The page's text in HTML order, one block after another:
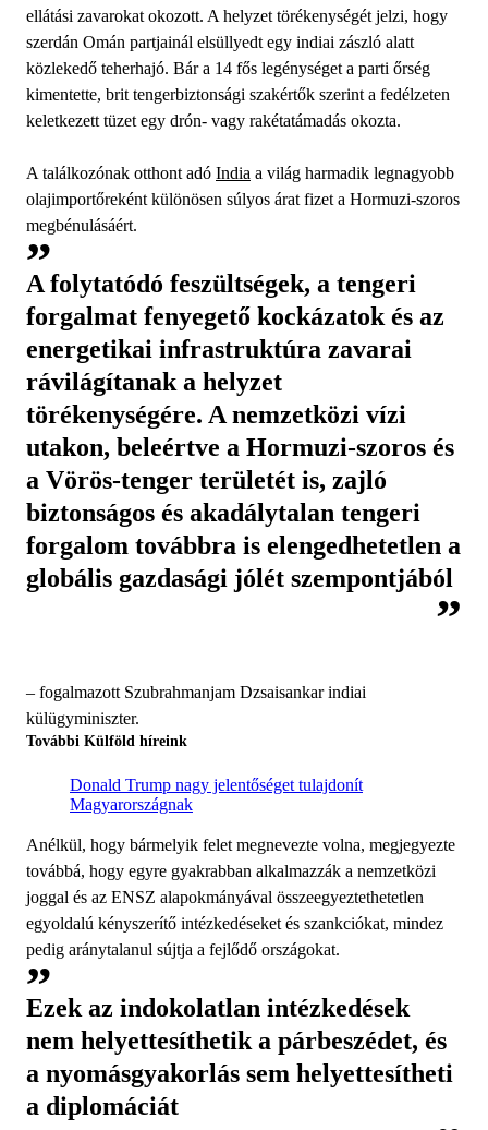
ellátási zavarokat okozott. A helyzet törékenységét jelzi, hogy
szerdán Omán partjainál elsüllyedt egy indiai zászló alatt
közlekedő teherhajó. Bár a 14 fős legénységet a parti őrség
kimentette, brit tengerbiztonsági szakértők szerint a fedélzeten
keletkezett tüzet egy drón- vagy rakétatámadás okozta.
A találkozónak otthont adó India a világ harmadik legnagyobb
olajimportőreként különösen súlyos árat fizet a Hormuzi-szoros
megbénulásáért.
A folytatódó feszültségek, a tengeri
forgalmat fenyegető kockázatok és az
energetikai infrastruktúra zavarai
rávilágítanak a helyzet
törékenységére. A nemzetközi vízi
utakon, beleértve a Hormuzi-szoros és
a Vörös-tenger területét is, zajló
biztonságos és akadálytalan tengeri
forgalom továbbra is elengedhetetlen a
globális gazdasági jólét szempontjából
– fogalmazott Szubrahmanjam Dzsaisankar indiai
külügyminiszter.
További Külföld híreink
Donald Trump nagy jelentőséget tulajdonít
Magyarországnak
Anélkül, hogy bármelyik felet megnevezte volna, megjegyezte
továbbá, hogy egyre gyakrabban alkalmazzák a nemzetközi
joggal és az ENSZ alapokmányával összeegyeztethetetlen
egyoldalú kényszerítő intézkedéseket és szankciókat, mindez
pedig aránytalanul sújtja a fejlődő országokat.
Ezek az indokolatlan intézkedések
nem helyettesíthetik a párbeszédet, és
a nyomásgyakorlás sem helyettesítheti
a diplomáciát